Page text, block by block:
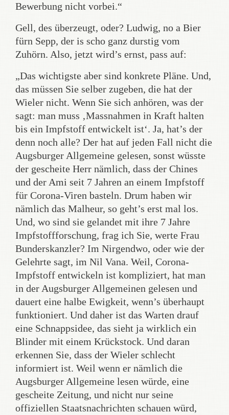
Bewerbung nicht vorbei.“
Gell, des überzeugt, oder? Ludwig, no a Bier
fürn Sepp, der is scho ganz durstig vom
Zuhörn. Also, jetzt wird’s ernst, pass auf:
„Das wichtigste aber sind konkrete Pläne. Und,
das müssen Sie selber zugeben, die hat der
Wieler nicht. Wenn Sie sich anhören, was der
sagt: man muss ‚Massnahmen in Kraft halten
bis ein Impfstoff entwickelt ist‘. Ja, hat’s der
denn noch alle? Der hat auf jeden Fall nicht die
Augsburger Allgemeine gelesen, sonst wüsste
der gescheite Herr nämlich, dass der Chines
und der Ami seit 7 Jahren an einem Impfstoff
für Corona-Viren basteln. Drum haben wir
nämlich das Malheur, so geht’s erst mal los.
Und, wo sind sie gelandet mit ihre 7 Jahre
Impfstoffforschung, frag ich Sie, werte Frau
Bunderskanzler? Im Nirgendwo, oder wie der
Gelehrte sagt, im Nil Vana. Weil, Corona-
Impfstoff entwickeln ist kompliziert, hat man
in der Augsburger Allgemeinen gelesen und
dauert eine halbe Ewigkeit, wenn’s überhaupt
funktioniert. Und daher ist das Warten drauf
eine Schnappsidee, das sieht ja wirklich ein
Blinder mit einem Krückstock. Und daran
erkennen Sie, dass der Wieler schlecht
informiert ist. Weil wenn er nämlich die
Augsburger Allgemeine lesen würde, eine
gescheite Zeitung, und nicht nur seine
offiziellen Staatsnachrichten schauen würd,